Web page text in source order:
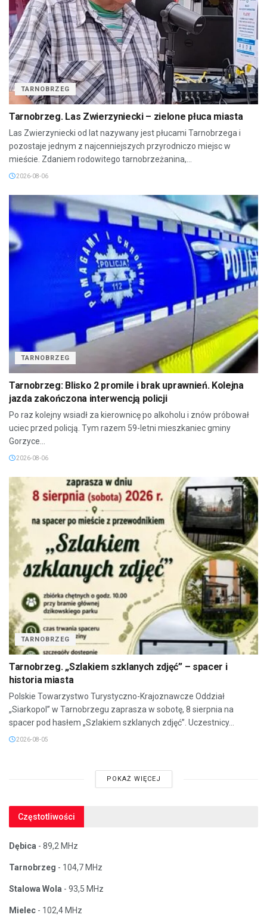
TARNOBRZEG
Tarnobrzeg. Las Zwierzyniecki – zielone płuca miasta
Las Zwierzyniecki od lat nazywany jest płucami Tarnobrzega i
pozostaje jednym z najcenniejszych przyrodniczo miejsc w
mieście. Zdaniem rodowitego tarnobrzeżanina,...
2026-08-06
TARNOBRZEG
Tarnobrzeg: Blisko 2 promile i brak uprawnień. Kolejna
jazda zakończona interwencją policji
Po raz kolejny wsiadł za kierownicę po alkoholu i znów próbował
uciec przed policją. Tym razem 59-letni mieszkaniec gminy
Gorzyce...
2026-08-06
TARNOBRZEG
Tarnobrzeg. „Szlakiem szklanych zdjęć” – spacer i
historia miasta
Polskie Towarzystwo Turystyczno-Krajoznawcze Oddział
„Siarkopol” w Tarnobrzegu zaprasza w sobotę, 8 sierpnia na
spacer pod hasłem „Szlakiem szklanych zdjęć”. Uczestnicy...
2026-08-05
POKAŻ WIĘCEJ
Częstotliwości
Dębica - 89,2 MHz
Tarnobrzeg - 104,7 MHz
Stalowa Wola - 93,5 MHz
Mielec - 102,4 MHz